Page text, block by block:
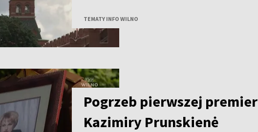
TEMATY INFO WILNO
Pogrzeb pierwszej premier
Kazimiry Prunskienė